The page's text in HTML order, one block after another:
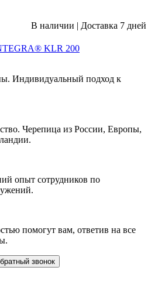
В наличии | Доставка 7 дней
KLR 200
Индивидуальный подход к
Черепица из России, Европы,
опыт сотрудников по
помогут вам, ответив на все
звонок